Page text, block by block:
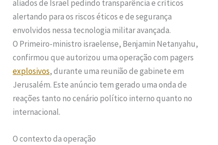
aliados de Israel pedindo transparência e críticos
alertando para os riscos éticos e de segurança
envolvidos nessa tecnologia militar avançada.
O Primeiro-ministro israelense, Benjamin Netanyahu,
confirmou que autorizou uma operação com pagers
explosivos, durante uma reunião de gabinete em
Jerusalém. Este anúncio tem gerado uma onda de
reações tanto no cenário político interno quanto no
internacional.
O contexto da operação